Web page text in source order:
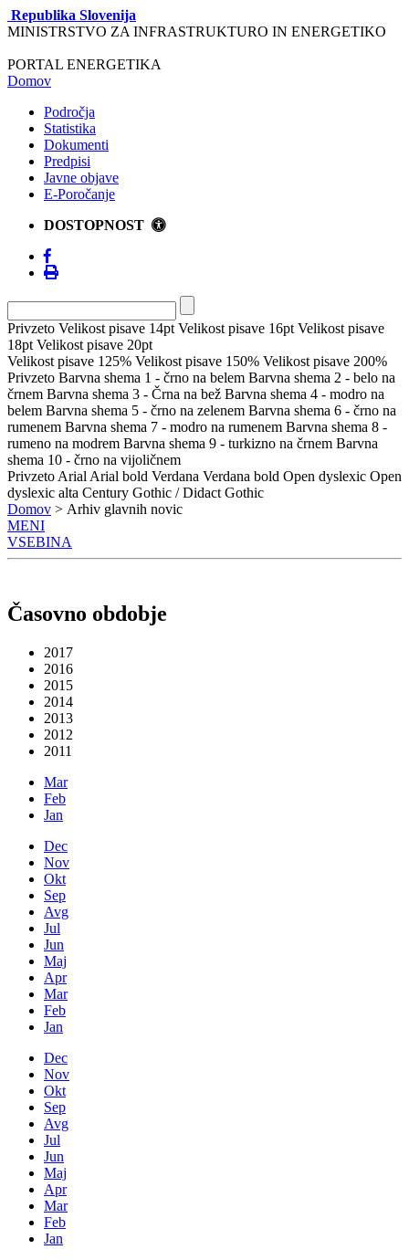
Republika Slovenija
MINISTRSTVO ZA INFRASTRUKTURO IN ENERGETIKO
PORTAL ENERGETIKA
Domov
Področja
Statistika
Dokumenti
Predpisi
Javne objave
E-Poročanje
DOSTOPNOST
Privzeto Velikost pisave 14pt Velikost pisave 16pt Velikost pisave
18pt Velikost pisave 20pt
Velikost pisave 125% Velikost pisave 150% Velikost pisave 200%
Privzeto Barvna shema 1 - črno na belem Barvna shema 2 - belo na
črnem Barvna shema 3 - Črna na bež Barvna shema 4 - modro na
belem Barvna shema 5 - črno na zelenem Barvna shema 6 - črno na
rumenem Barvna shema 7 - modro na rumenem Barvna shema 8 -
rumeno na modrem Barvna shema 9 - turkizno na črnem Barvna
shema 10 - črno na vijoličnem
Privzeto Arial Arial bold Verdana Verdana bold Open dyslexic Open
dyslexic alta Century Gothic / Didact Gothic
Domov > Arhiv glavnih novic
MENI
VSEBINA
Časovno obdobje
2017
2016
2015
2014
2013
2012
2011
Mar
Feb
Jan
Dec
Nov
Okt
Sep
Avg
Jul
Jun
Maj
Apr
Mar
Feb
Jan
Dec
Nov
Okt
Sep
Avg
Jul
Jun
Maj
Apr
Mar
Feb
Jan